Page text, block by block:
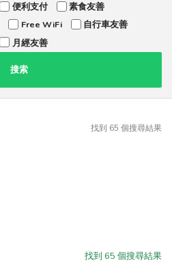
便利支付
素食友善
Free WiFi
自行車友善
月經友善
搜索
找到 65 個搜尋結果
找到 65 個搜尋結果